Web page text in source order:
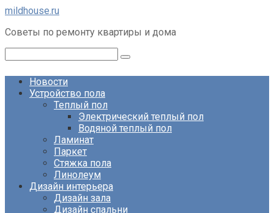
Перейти
контенту
mildhouse.ru
Советы по ремонту квартиры и дома
Новости
Устройство пола
Теплый пол
Электрический теплый пол
Водяной теплый пол
Ламинат
Паркет
Стяжка пола
Линолеум
Дизайн интерьера
Дизайн зала
Дизайн спальни